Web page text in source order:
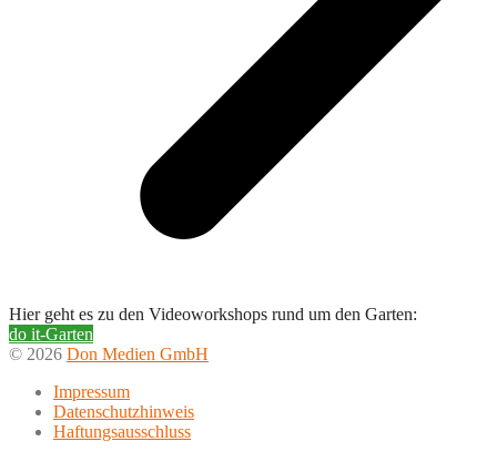
Hier geht es zu den Videoworkshops rund um den Garten:
do it-Garten
© 2026 Don Medien GmbH
Impressum
Datenschutzhinweis
Haftungsausschluss